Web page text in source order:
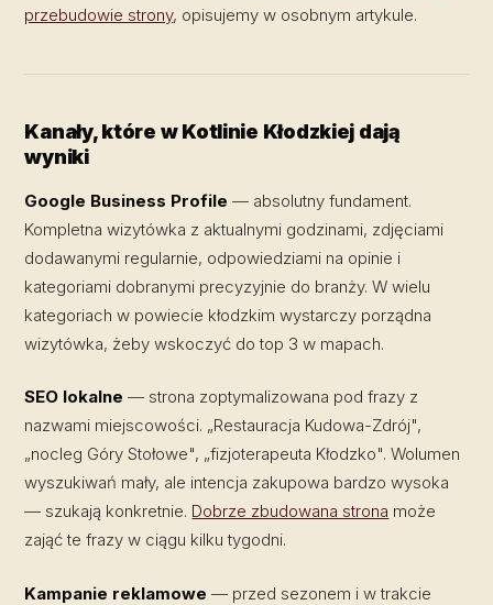
przebudowie strony, opisujemy w osobnym artykule.
Kanały, które w Kotlinie Kłodzkiej dają
wyniki
Google Business Profile — absolutny fundament.
Kompletna wizytówka z aktualnymi godzinami, zdjęciami
dodawanymi regularnie, odpowiedziami na opinie i
kategoriami dobranymi precyzyjnie do branży. W wielu
kategoriach w powiecie kłodzkim wystarczy porządna
wizytówka, żeby wskoczyć do top 3 w mapach.
SEO lokalne — strona zoptymalizowana pod frazy z
nazwami miejscowości. „Restauracja Kudowa-Zdrój",
„nocleg Góry Stołowe", „fizjoterapeuta Kłodzko". Wolumen
wyszukiwań mały, ale intencja zakupowa bardzo wysoka
— szukają konkretnie. Dobrze zbudowana strona może
zająć te frazy w ciągu kilku tygodni.
Kampanie reklamowe — przed sezonem i w trakcie